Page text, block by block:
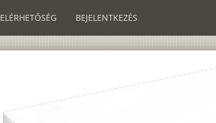
ELÉRHETŐSÉG BEJELENTKEZÉS